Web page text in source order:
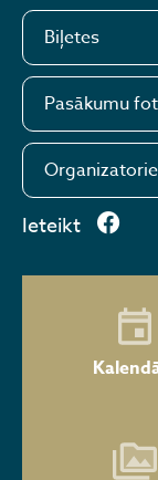
Biļetes
Pasākumu
Ieteikt